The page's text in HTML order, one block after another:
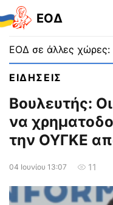
EOΔ
ΕΟΔ σε άλλες χώρες:
ΕΙΔΗΣΕΙΣ
Βουλευτής:
να
την ΟΥΓΚΕ
04 Ιουνίου 13:07 11